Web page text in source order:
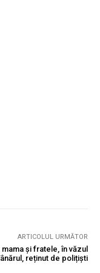
ARTICOLUL URMĂTOR
mama și fratele, în văzul
reținut de polițiști